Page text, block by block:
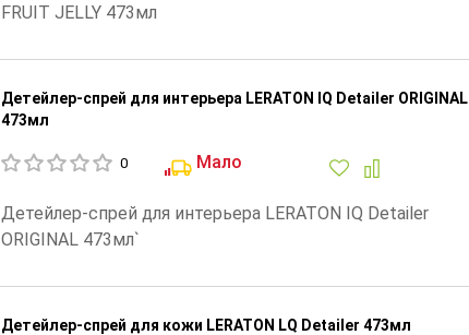
FRUIT JELLY 473мл
Детейлер-спрей для интерьера LERATON IQ Detailer ORIGINAL
473мл
0 Мало
Детейлер-спрей для интерьера LERATON IQ Detailer
ORIGINAL 473мл`
Детейлер-спрей для кожи LERATON LQ Detailer 473мл